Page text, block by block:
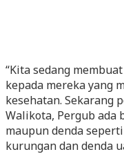
“Kita sedang
kepada mereka yang
kesehatan. Sekarang
Walikota, Pergub
maupun denda
kurungan dan denda